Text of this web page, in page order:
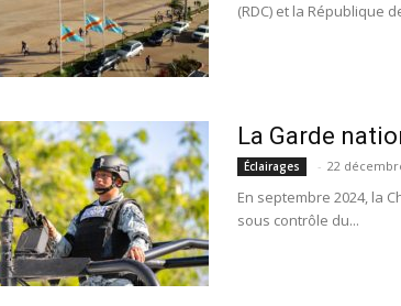
(RDC) et la République
La Garde
Éclairages - 22
En septembre 2024, la
sous contrôle du...